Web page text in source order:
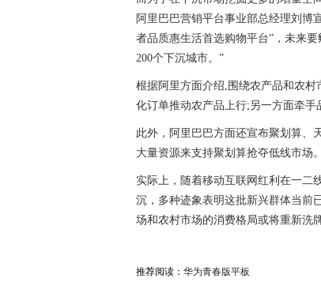
阿里巴巴营销平台事业部总经理刘博
者品质惠生活首选购物平台”，未来
200个下沉城市。”
根据阿里方面介绍,围绕农产品和农
化订单推动农产品上行;另一方面牵手
此外，阿里巴巴方面还宣布聚划算、
大量资源来支持聚划算抢夺低线市场。
实际上，随着移动互联网红利在一二
沉，多种迹象表明这批新兴群体当前
场和农村市场的消费格局或将重新洗牌
推荐阅读： 华为青春版平板